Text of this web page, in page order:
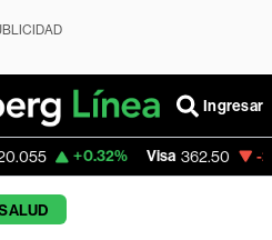
Ingresar
Visa 362.50 -2.15%